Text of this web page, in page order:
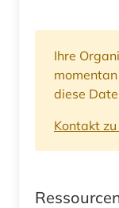
Ihre
diese
Kontakt